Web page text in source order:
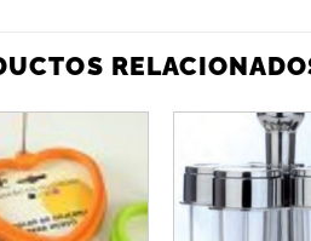
Añadir
a la
lista de